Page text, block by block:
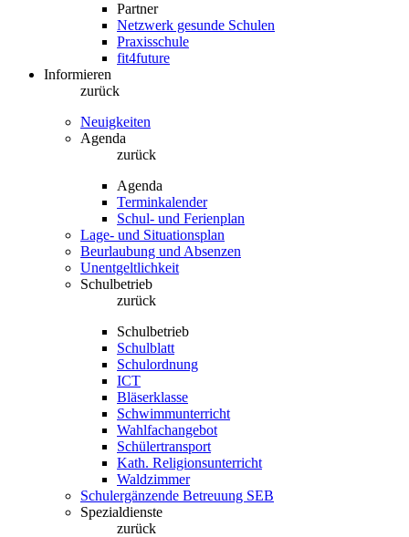
Partner
Netzwerk gesunde Schulen
Praxisschule
fit4future
Informieren
zurück
Neuigkeiten
Agenda
zurück
Agenda
Terminkalender
Schul- und Ferienplan
Lage- und Situationsplan
Beurlaubung und Absenzen
Unentgeltlichkeit
Schulbetrieb
zurück
Schulbetrieb
Schulblatt
Schulordnung
ICT
Bläserklasse
Schwimmunterricht
Wahlfachangebot
Schülertransport
Kath. Religionsunterricht
Waldzimmer
Schulergänzende Betreuung SEB
Spezialdienste
zurück